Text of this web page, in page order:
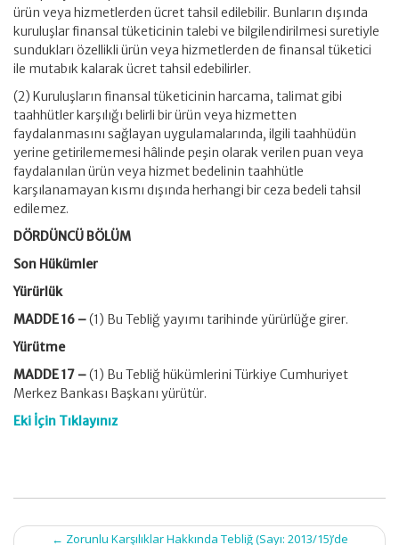
ürün veya hizmetlerden ücret tahsil edilebilir. Bunların dışında
kuruluşlar finansal tüketicinin talebi ve bilgilendirilmesi suretiyle
sundukları özellikli ürün veya hizmetlerden de finansal tüketici
ile mutabık kalarak ücret tahsil edebilirler.
(2) Kuruluşların finansal tüketicinin harcama, talimat gibi
taahhütler karşılığı belirli bir ürün veya hizmetten
faydalanmasını sağlayan uygulamalarında, ilgili taahhüdün
yerine getirilememesi hâlinde peşin olarak verilen puan veya
faydalanılan ürün veya hizmet bedelinin taahhütle
karşılanamayan kısmı dışında herhangi bir ceza bedeli tahsil
edilemez.
DÖRDÜNCÜ BÖLÜM
Son Hükümler
Yürürlük
MADDE 16 –(1) Bu Tebliğ yayımı tarihinde yürürlüğe girer.
Yürütme
MADDE 17 –(1) Bu Tebliğ hükümlerini Türkiye Cumhuriyet
Merkez Bankası Başkanı yürütür.
Eki İçin Tıklayınız
Post ← Zorunlu Karşılıklar Hakkında Tebliğ (Sayı: 2013/15)’de